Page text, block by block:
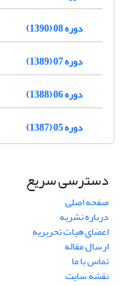
دوره 08 (1390)
دوره 07 (1389)
دوره 06 (1388)
دوره 05 (1387)
دسترسی سریع
صفحه اصلی
درباره نشریه
اعضای هیات تحریریه
ارسال مقاله
تماس با ما
نقشه سایت